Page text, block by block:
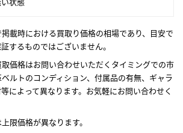
掲載時における買取り価格の相場であり、目安で
するものではございません。
価格はお問い合わせいただくタイミングでの市
ルトのコンディション、付属品の有無、ギャラ
によって異なります。お気軽にお問い合わせく
限価格が異なります。